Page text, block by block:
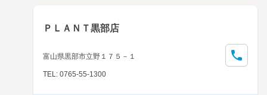
ＰＬＡＮＴ黒部店
富山県黒部市立野１７５－１
TEL: 0765-55-1300